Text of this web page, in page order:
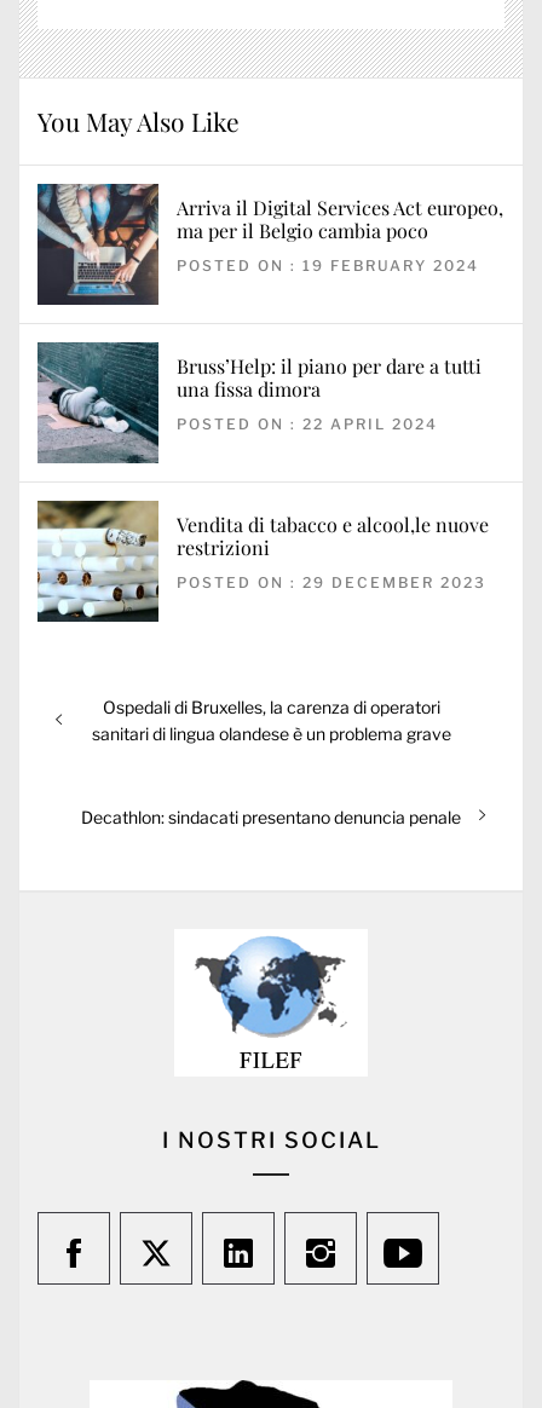
You May Also Like
Arriva il Digital Services Act europeo,
ma per il Belgio cambia poco
POSTED ON : 19 FEBRUARY 2024
Bruss’Help: il piano per dare a tutti
una fissa dimora
POSTED ON : 22 APRIL 2024
Vendita di tabacco e alcool,le nuove
restrizioni
POSTED ON : 29 DECEMBER 2023
navigation
Previous
post:
Ospedali di Bruxelles, la carenza di operatori
sanitari di lingua olandese è un problema grave
Next
Decathlon: sindacati presentano denuncia penale
I NOSTRI SOCIAL